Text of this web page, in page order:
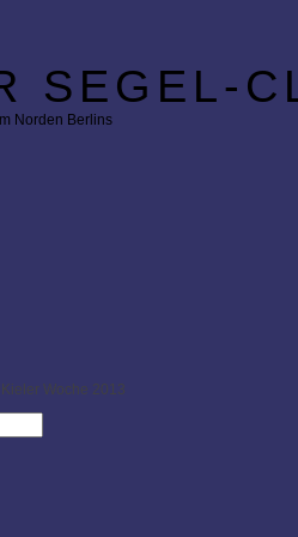
SEGEL-
Norden Berlins
Woche 2013